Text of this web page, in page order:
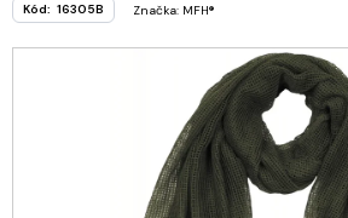
Kód: 16305B Značka: MFH®